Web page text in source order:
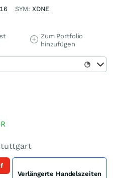
SYM: XDNE
Zum Portfolio
hinzufügen
Verlängerte Handelszeiten